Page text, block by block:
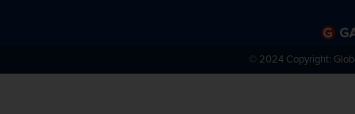
© 2024 Copyright: